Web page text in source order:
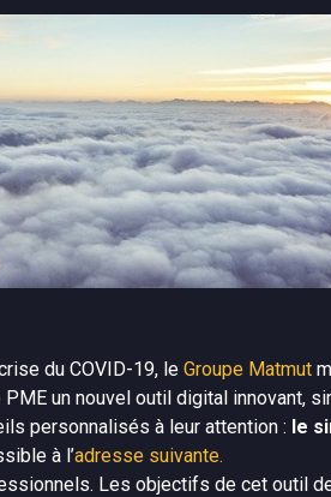
du COVID-19, leGroupe Matmut
un nouvel outil digital innovant,
personnalisés à leur attention : le
à l’adresse suivante.
Les objectifs de cet outil